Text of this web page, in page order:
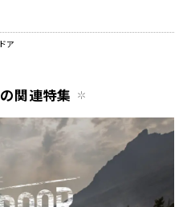
ア
関連特集